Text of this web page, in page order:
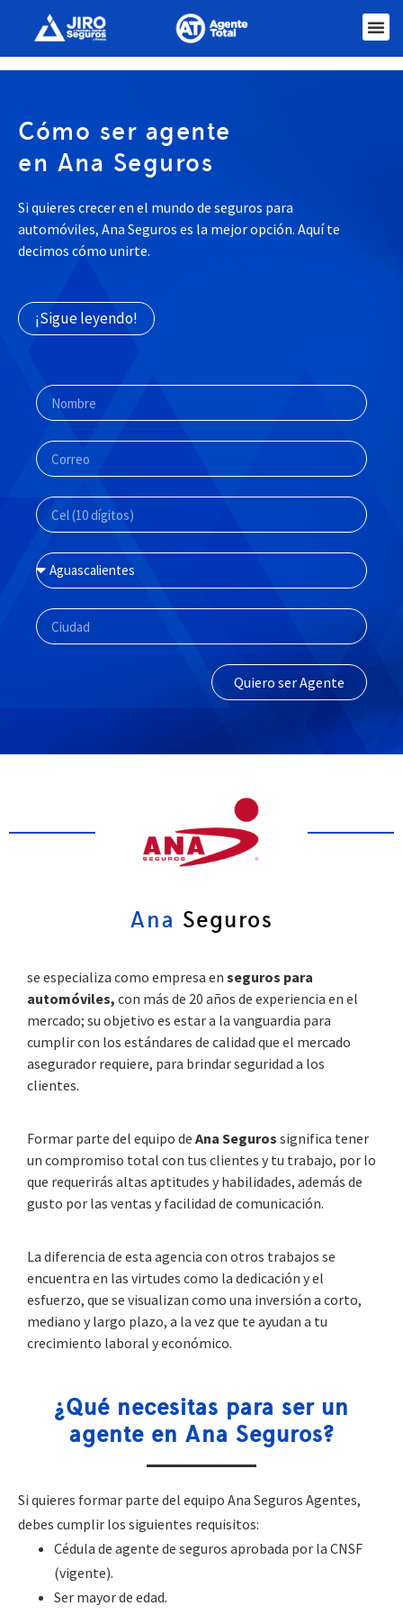
Cómo ser agente
en Ana Seguros
Si quieres crecer en el mundo de seguros para
automóviles, Ana Seguros es la mejor opción. Aquí te
decimos cómo unirte.
¡Sigue leyendo!
Quiero ser Agente
Ana Seguros
se especializa como empresa en seguros para
automóviles, con más de 20 años de experiencia en el
mercado; su objetivo es estar a la vanguardia para
cumplir con los estándares de calidad que el mercado
asegurador requiere, para brindar seguridad a los
clientes.
Formar parte del equipo de Ana Seguros significa tener
un compromiso total con tus clientes y tu trabajo, por lo
que requerirás altas aptitudes y habilidades, además de
gusto por las ventas y facilidad de comunicación.
La diferencia de esta agencia con otros trabajos se
encuentra en las virtudes como la dedicación y el
esfuerzo, que se visualizan como una inversión a corto,
mediano y largo plazo, a la vez que te ayudan a tu
crecimiento laboral y económico.
¿Qué necesitas para ser un
agente en Ana Seguros?
Si quieres formar parte del equipo Ana Seguros Agentes,
debes cumplir los siguientes requisitos:
Cédula de agente de seguros aprobada por la CNSF
(vigente).
Ser mayor de edad.